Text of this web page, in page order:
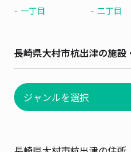
一丁目 二丁目
長崎県大村市杭出津の施設